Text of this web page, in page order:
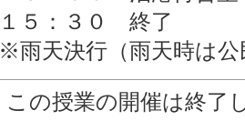
１５：３０ 終了
※雨天決行（雨天時は
この授業の開催は終了